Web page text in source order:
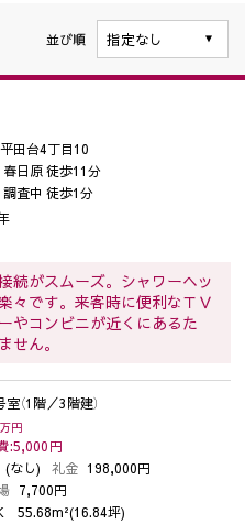
並び順
田台4丁目10
日原 徒歩11分
査中 徒歩1分
続がスムーズ。シャワーヘッ
々です。来客時に便利なＴＶ
やコンビニが近くにあるた
せん。
室（1階／3階建）
万円
:5,000円
(なし) 礼金 198,000円
7,700円
55.68m²(16.84坪)